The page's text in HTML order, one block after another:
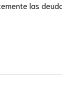
las